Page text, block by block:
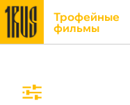
Трофейные
фильмы